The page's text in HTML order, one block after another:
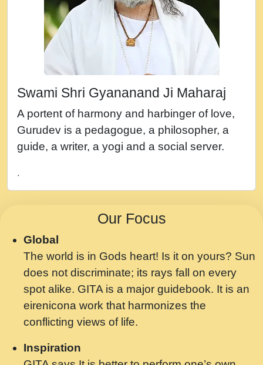
तू कर प्रीतम से प्रीत, यूहीं दिन बीतते जाते हैं ।
2018 - Rishikesh - Swami Gyananand Ji
Maharaj.mp3
न म गवद गपल गद फर, पयर महन न रझद फर! shri
नह भरस रह लडडल... अपन खट करम क !!!! मह दद
सहर चरण क .....mp3
बगड नसब कसन सवर तर बगर Shri ravinandan
shastri ji maharaj.mp3
Chahe Ram Ho Chahe Shyam Ho.mp3
मझ अपन जवन बनन न आय, रठ हर क मनन न आय
Shri ravinandan shastri ji maharaj.mp3
मन अशांत मंत्र जाप - गीता प्रेरणा -Swami
Gyananand Ji Maharaj.mp3
मन बध लय परम वल कगन Special Shyam
Saawariya.mp3
Swami Shri Gyananand Ji Maharaj
A portent of harmony and harbinger of love,
Gurudev is a pedagogue, a philosopher, a
guide, a writer, a yogi and a social server.
.
Our Focus
Global
The world is in Gods heart! Is it on yours? Sun
does not discriminate; its rays fall on every
spot alike. GITA is a major guidebook. It is an
eirenicona work that harmonizes the
conflicting views of life.
Inspiration